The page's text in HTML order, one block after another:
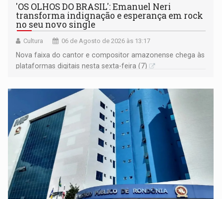
'OS OLHOS DO BRASIL': Emanuel Neri
transforma indignação e esperança em rock
no seu novo single
Cultura 06 de Agosto de 2026 às 13:17
Nova faixa do cantor e compositor amazonense chega às
plataformas digitais nesta sexta-feira (7)